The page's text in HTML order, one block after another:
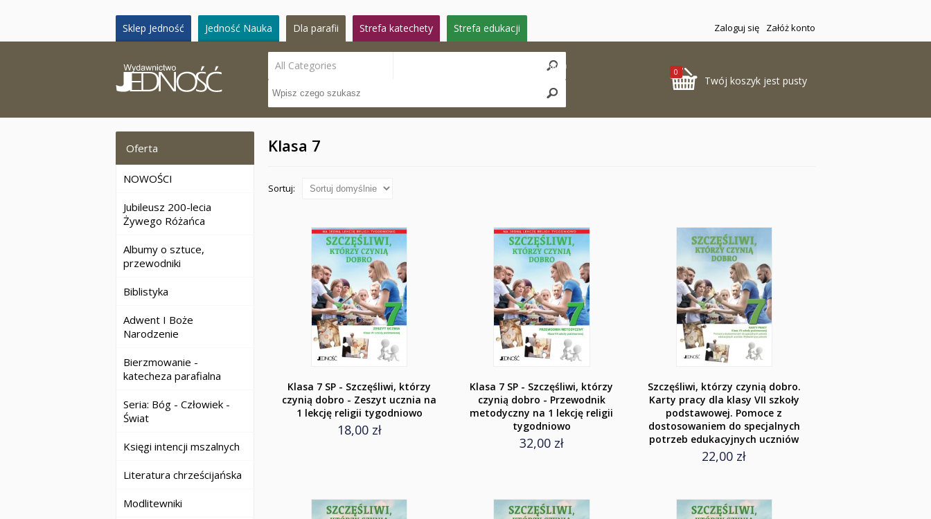
Sklep Jedność Jedność Nauka Dla parafii Strefa katechety Strefa edukacji Zaloguj się Załóż konto
All Categories Search
0
Twój koszyk jest pusty
Oferta
NOWOŚCI
Jubileusz 200-lecia
Żywego Różańca
Albumy o sztuce,
przewodniki
Biblistyka
Adwent I Boże
Narodzenie
Bierzmowanie -
katecheza parafialna
Seria: Bóg - Człowiek -
Świat
Księgi intencji mszalnych
Literatura chrześcijańska
Modlitewniki
Klasa 7
Sortuj:
Klasa 7 SP - Szczęśliwi, którzy
czynią dobro - Zeszyt ucznia na
1 lekcję religii tygodniowo
18,00 zł
Klasa 7 SP - Szczęśliwi, którzy
czynią dobro - Przewodnik
metodyczny na 1 lekcję religii
tygodniowo
32,00 zł
Szczęśliwi, którzy czynią dobro.
Karty pracy dla klasy VII szkoły
podstawowej. Pomoce z
dostosowaniem do specjalnych
potrzeb edukacyjnych uczniów
22,00 zł